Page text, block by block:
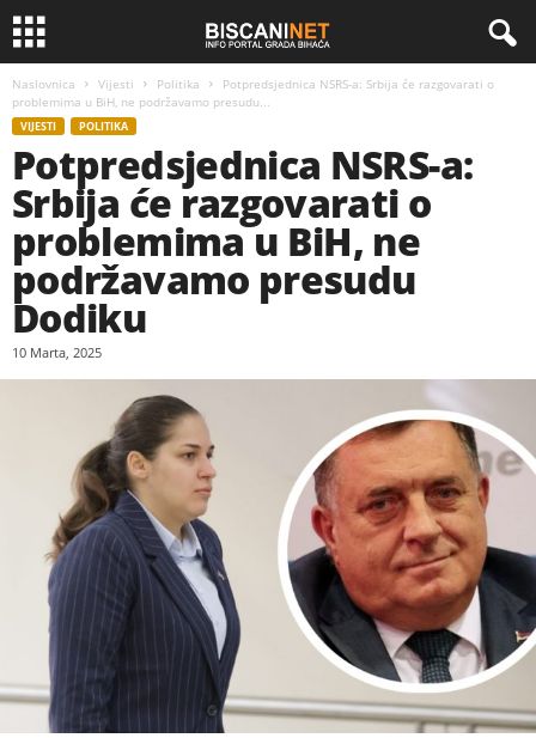
Naslovnica Vijesti Politika
Potpredsjednica NSRS-a: Srbija će razgovarati o
problemima u BiH, ne podržavamo presudu...
VIJESTI POLITIKA
Potpredsjednica NSRS-a:
Srbija će razgovarati o
problemima u BiH, ne
podržavamo presudu
Dodiku
10 Marta, 2025